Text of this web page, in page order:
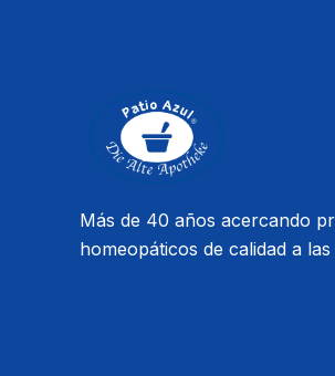
Más de 40 años acercando
homeopáticos de calidad a